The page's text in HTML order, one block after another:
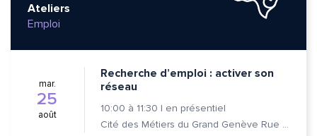
Ateliers
Emploi
mar.
25
août
Recherche d’emploi : activer son
réseau
10:00 à 11:30 | en présentiel
Cité des Métiers du Grand Genève Rue Prévost-Martin 6 1205 Genève
Quelle est la pertinence de cette page?